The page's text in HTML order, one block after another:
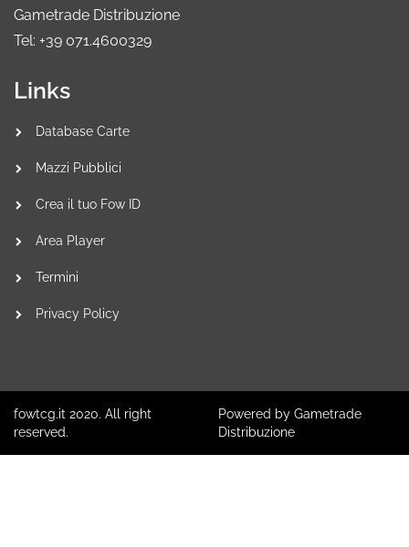
Gametrade Distribuzione
Tel: +39 071.4600329
Links
Database Carte
Mazzi Pubblici
Crea il tuo Fow ID
Area Player
Termini
Privacy Policy
fowtcg.it 2020. All right
reserved.
Powered by Gametrade
Distribuzione